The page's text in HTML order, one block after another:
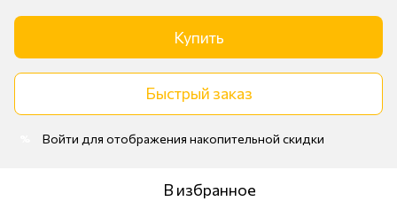
Купить
Быстрый заказ
Войти для отображения накопительной скидки
В избранное